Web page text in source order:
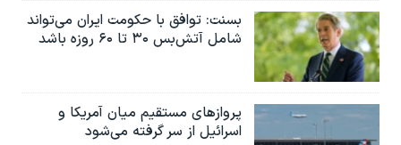
بسنت: توافق با حکومت ایران می‌تواند
شامل آتش‌بس ۳۰ تا ۶۰ روزه باشد
پروازهای مستقیم میان آمریکا و
اسرائیل از سر گرفته می‌شود